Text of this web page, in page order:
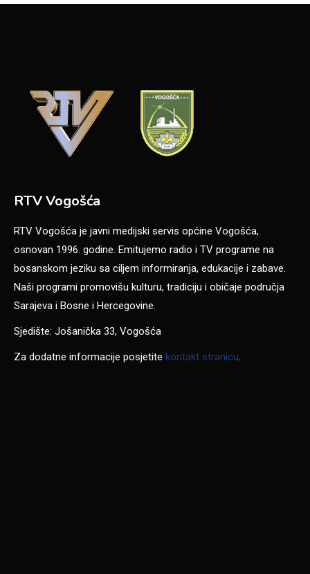
RTV Vogošća
RTV Vogošća je javni medijski servis općine Vogošća,
osnovan 1996. godine. Emitujemo radio i TV programe na
bosanskom jeziku sa ciljem informiranja, edukacije i zabave.
Naši programi promovišu kulturu, tradiciju i običaje područja
Sarajeva i Bosne i Hercegovine.
Sjedište: Jošanička 33, Vogošća
Za dodatne informacije posjetite kontakt stranicu.